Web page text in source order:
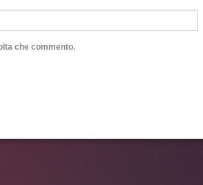
che commento.